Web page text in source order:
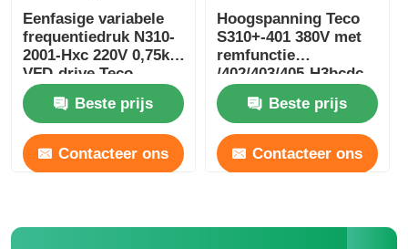
Eenfasige variabele
frequentiedruk N310-
2001-Hxc 220V 0,75kw
VFD-drive Teco
Beste prijs
Contacteer ons
Hoogspanning Teco
S310+-401 380V met
remfunctie
/402/403/405-H3bcdc
Beste prijs
Contacteer ons